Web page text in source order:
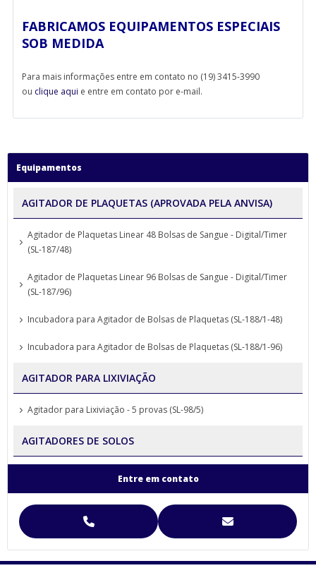
FABRICAMOS EQUIPAMENTOS ESPECIAIS
SOB MEDIDA
Para mais informações entre em contato no (19) 3415-3990
ou clique aqui e entre em contato por e-mail.
Equipamentos
AGITADOR DE PLAQUETAS (APROVADA PELA ANVISA)
Agitador de Plaquetas Linear 48 Bolsas de Sangue - Digital/Timer
(SL-187/48)
Agitador de Plaquetas Linear 96 Bolsas de Sangue - Digital/Timer
(SL-187/96)
Incubadora para Agitador de Bolsas de Plaquetas (SL-188/1-48)
Incubadora para Agitador de Bolsas de Plaquetas (SL-188/1-96)
AGITADOR PARA LIXIVIAÇÃO
Agitador para Lixiviação - 5 provas (SL-98/5)
AGITADORES DE SOLOS
Agitador para Separação de Agregados de Solo Yoder
Entre em contato